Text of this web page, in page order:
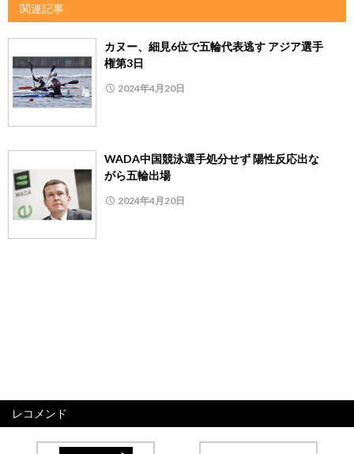
関連記事
カヌー、細見6位で五輪代表逃す アジア選手
権第3日
2024年4月20日
WADA中国競泳選手処分せず 陽性反応出な
がら五輪出場
2024年4月20日
レコメンド